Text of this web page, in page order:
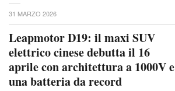
31 MARZO 2026
Leapmotor D19: il maxi SUV
elettrico cinese debutta il 16
aprile con architettura a 1000V e
una batteria da record